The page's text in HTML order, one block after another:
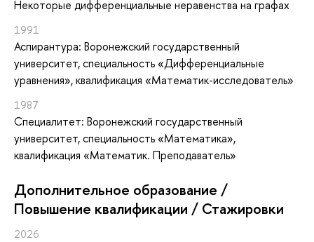
Некоторые дифференциальные неравенства на графах
1991
Аспирантура: Воронежский государственный
университет, специальность «Дифференциальные
уравнения», квалификация «Математик-исследователь»
1987
Специалитет: Воронежский государственный
университет, специальность «Математика»,
квалификация «Математик. Преподаватель»
Дополнительное образование /
Повышение квалификации / Стажировки
2026